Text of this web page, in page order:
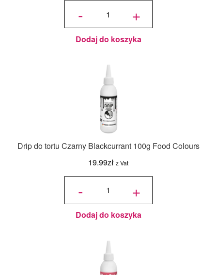
-
Złoty
Gold
100g
Food
Colours
+
Dodaj do koszyka
Drip do tortu Czarny Blackcurrant 100g Food Colours
19.99zł z Vat
-
ilość Drip do
Blackcurrant
100g Food
Colours +
Dodaj do koszyka